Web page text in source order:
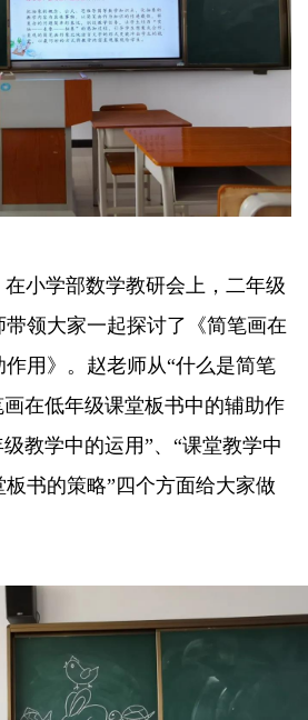
在小学部数学教研会上，二年级
领大家一起探讨了《简笔画在
用》。赵老师从“什么是简笔
在低年级课堂板书中的辅助作
教学中的运用”、“课堂教学中
书的策略”四个方面给大家做